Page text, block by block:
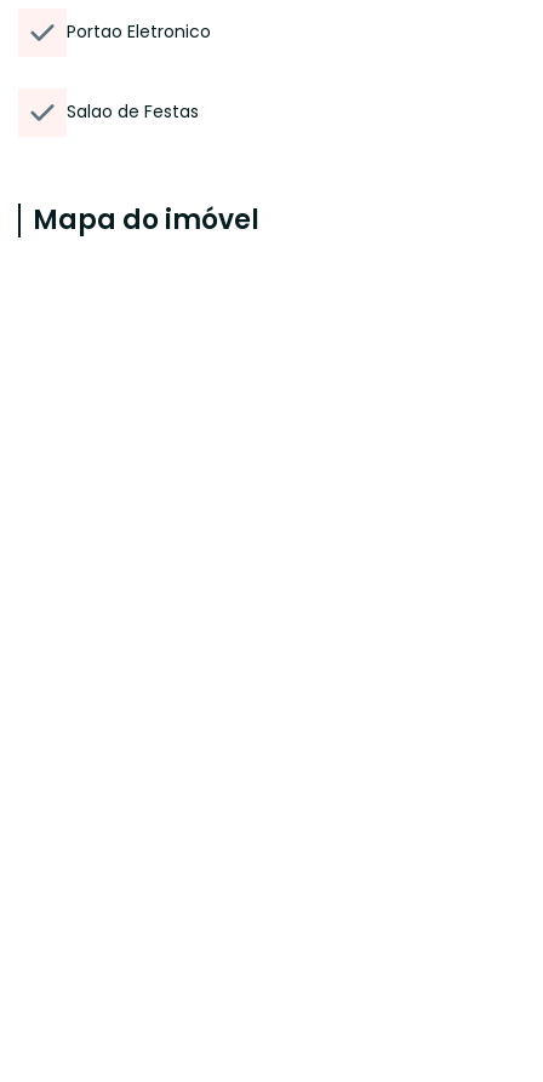
Portao Eletronico
Salao de Festas
Mapa do imóvel